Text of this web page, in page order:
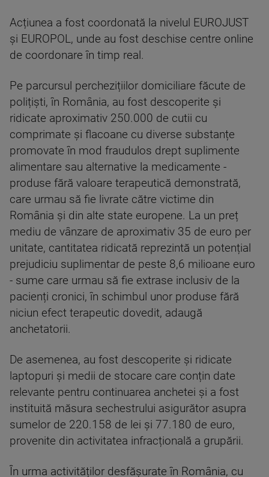
Acțiunea a fost coordonată la nivelul EUROJUST
și EUROPOL, unde au fost deschise centre online
de coordonare în timp real.
Pe parcursul perchezițiilor domiciliare făcute de
polițiști, în România, au fost descoperite și
ridicate aproximativ 250.000 de cutii cu
comprimate și flacoane cu diverse substanțe
promovate în mod fraudulos drept suplimente
alimentare sau alternative la medicamente -
produse fără valoare terapeutică demonstrată,
care urmau să fie livrate către victime din
România și din alte state europene. La un preț
mediu de vânzare de aproximativ 35 de euro per
unitate, cantitatea ridicată reprezintă un potențial
prejudiciu suplimentar de peste 8,6 milioane euro
- sume care urmau să fie extrase inclusiv de la
pacienți cronici, în schimbul unor produse fără
niciun efect terapeutic dovedit, adaugă
anchetatorii.
De asemenea, au fost descoperite și ridicate
laptopuri și medii de stocare care conțin date
relevante pentru continuarea anchetei și a fost
instituită măsura sechestrului asigurător asupra
sumelor de 220.158 de lei și 77.180 de euro,
provenite din activitatea infracțională a grupării.
În urma activităților desfășurate în România, cu